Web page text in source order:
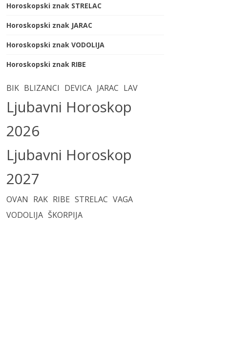
Horoskopski znak STRELAC
Horoskopski znak JARAC
Horoskopski znak VODOLIJA
Horoskopski znak RIBE
BIK BLIZANCI DEVICA JARAC LAV
Ljubavni Horoskop
2026
Ljubavni Horoskop
2027
OVAN RAK RIBE STRELAC VAGA
VODOLIJA ŠKORPIJA